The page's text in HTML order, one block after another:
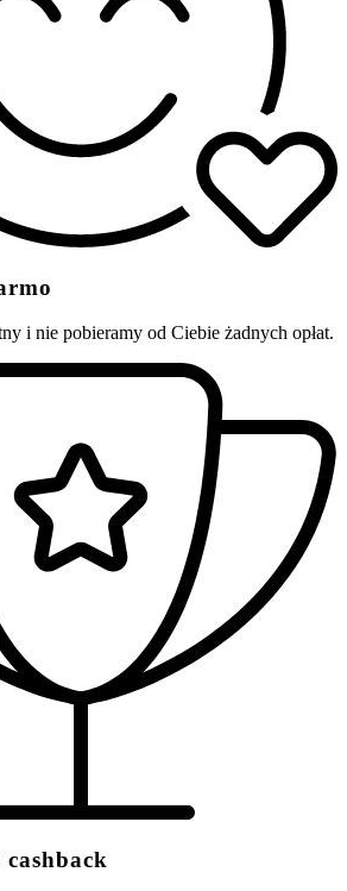
i nie pobieramy od Ciebie żadnych opłat.